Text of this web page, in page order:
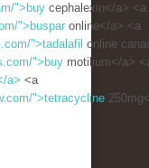
">buy cephalexin</a> <a
">buspar online</a> <a
">tadalafil online
">buy motilium</a>
a> <a
">tetracycline